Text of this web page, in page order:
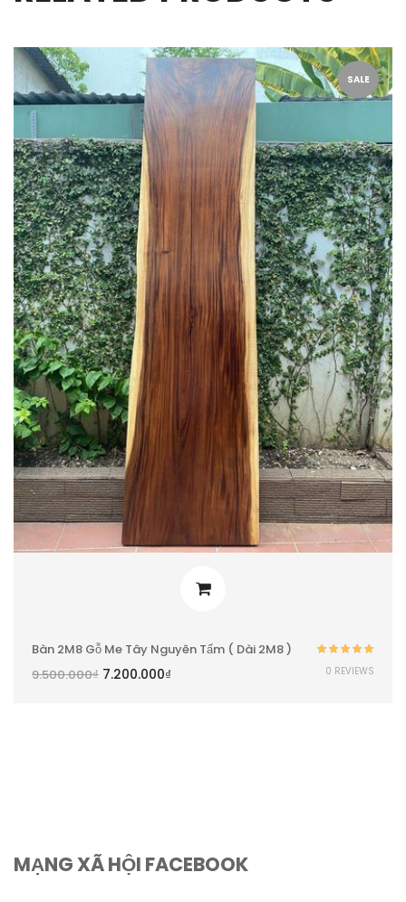
SALE
Bàn 2M8 Gỗ Me Tây Nguyên Tấm ( Dài 2M8 )
9.500.000₫ 7.200.000₫
hạng5.00 5
0 REVIEWS
MẠNG XÃ HỘI FACEBOOK